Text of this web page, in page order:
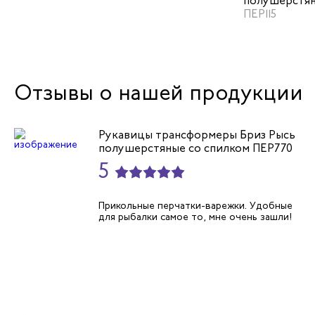
цвет серый
ПЕР115
Отзывы о нашей продукции
Рукавицы трансформеры Бриз Рысь
полушерстяные со спилком ПЕР770
5
Прикольные перчатки-варежки. Удобные
для рыбалки самое то, мне очень зашли!